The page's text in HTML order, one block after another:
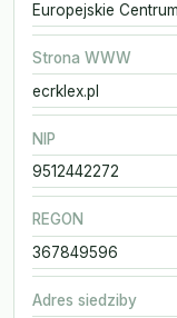
Europejskie
Strona WWW
ecrklex.pl
NIP
9512442272
REGON
367849596
Adres siedziby